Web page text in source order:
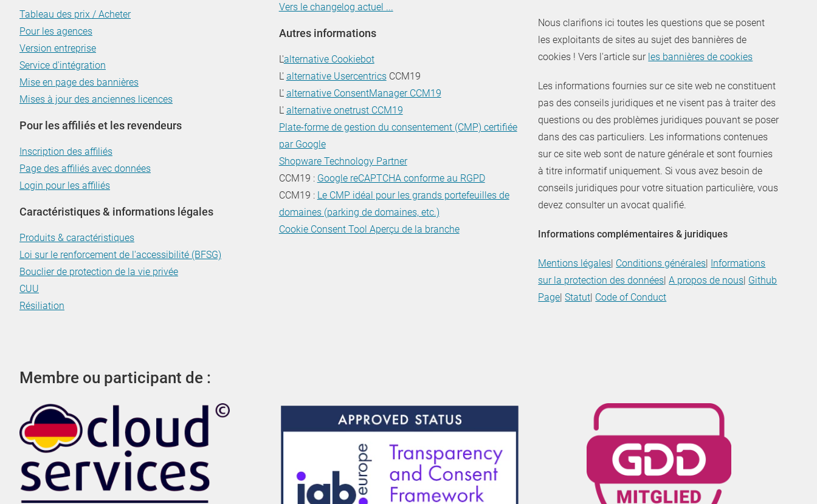
Tableau des prix / Acheter
Pour les agences
Version entreprise
Service d'intégration
Mise en page des bannières
Mises à jour des anciennes licences
Pour les affiliés et les revendeurs
Inscription des affiliés
Page des affiliés avec données
Login pour les affiliés
Caractéristiques & informations légales
Produits & caractéristiques
Loi sur le renforcement de l'accessibilité (BFSG)
Bouclier de protection de la vie privée
CUU
Résiliation
Vers le changelog actuel ...
Autres informations
L'alternative Cookiebot
L' alternative UsercentricsCCM19
L' alternative ConsentManager CCM19
L' alternative onetrust CCM19
Plate-forme de gestion du consentement (CMP) certifiée
par Google
Shopware Technology Partner
CCM19 : Google reCAPTCHA conforme au RGPD
CCM19 : Le CMP idéal pour les grands portefeuilles de
domaines (parking de domaines, etc.)
Cookie Consent Tool Aperçu de la branche
Nous clarifions ici toutes les questions que se posent
les exploitants de sites au sujet des bannières de
cookies ! Vers l'article sur les bannières de cookies
Les informations fournies sur ce site web ne constituent
pas des conseils juridiques et ne visent pas à traiter des
questions ou des problèmes juridiques pouvant se poser
dans des cas particuliers. Les informations contenues
sur ce site web sont de nature générale et sont fournies
à titre informatif uniquement. Si vous avez besoin de
conseils juridiques pour votre situation particulière, vous
devez consulter un avocat qualifié.
Informations complémentaires & juridiques
Mentions légales| Conditions générales| Informations
sur la protection des données|A propos de nous| Github
Page|Statut| Code of Conduct
Membre ou participant de :